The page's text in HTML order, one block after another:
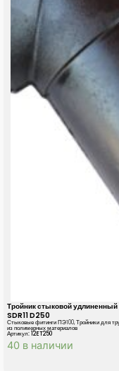
Тройник стыковой
SDR11 D250
Стыковые фитинги ПЭ100,Тройники для
из полимерных материалов
Артикул: 12ET250
40 в наличии